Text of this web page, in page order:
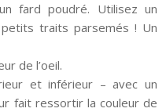
fard poudré. Utilisez un
traits parsemés ! Un
de l’oeil.
et inférieur – avec un
fait ressortir la couleur de